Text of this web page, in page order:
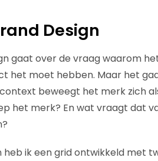
Design
gaat over de vraag waarom
het moet hebben. Maar het
beweegt het merk zich
het merk? En wat vraagt dat
ik een grid ontwikkeld met